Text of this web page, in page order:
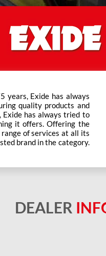
years, Exide has always
quality products and
has always tried to
it offers. Offering the
of services at all its
brand in the category.
the country ensure a
DEALER